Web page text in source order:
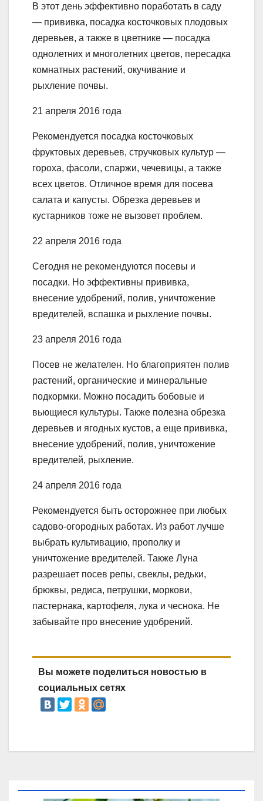
В этот день эффективно поработать в саду
— прививка, посадка косточковых плодовых
деревьев, а также в цветнике — посадка
однолетних и многолетних цветов, пересадка
комнатных растений, окучивание и
рыхление почвы.
21 апреля 2016 года
Рекомендуется посадка косточковых
фруктовых деревьев, стручковых культур —
гороха, фасоли, спаржи, чечевицы, а также
всех цветов. Отличное время для посева
салата и капусты. Обрезка деревьев и
кустарников тоже не вызовет проблем.
22 апреля 2016 года
Сегодня не рекомендуются посевы и
посадки. Но эффективны прививка,
внесение удобрений, полив, уничтожение
вредителей, вспашка и рыхление почвы.
23 апреля 2016 года
Посев не желателен. Но благоприятен полив
растений, органические и минеральные
подкормки. Можно посадить бобовые и
вьющиеся культуры. Также полезна обрезка
деревьев и ягодных кустов, а еще прививка,
внесение удобрений, полив, уничтожение
вредителей, рыхление.
24 апреля 2016 года
Рекомендуется быть осторожнее при любых
садово-огородных работах. Из работ лучше
выбрать культивацию, прополку и
уничтожение вредителей. Также Луна
разрешает посев репы, свеклы, редьки,
брюквы, редиса, петрушки, моркови,
пастернака, картофеля, лука и чеснока. Не
забывайте про внесение удобрений.
Вы можете поделиться новостью в
социальных сетях